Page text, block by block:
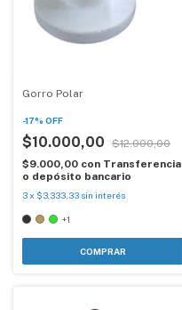
Gorro Polar
-17% OFF
$10.000,00
$12.000,00
$9.000,00 con Transferencia
o depósito bancario
3x $3.333,33 sin interés
+1
COMPRAR